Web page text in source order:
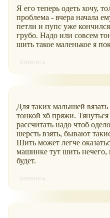
Я его теперь одеть хочу,
проблема - вчера начала
петли и пупс уже
грубо. Надо или совсем
шить такое маленькое я
ответить
Для таких малышей
тонкой хб пряжи. Тянуться
рассчитать надо чтоб
шерсть взять, бывают
Шить может легче
машинке тут шить нечего,
будет.
ответить